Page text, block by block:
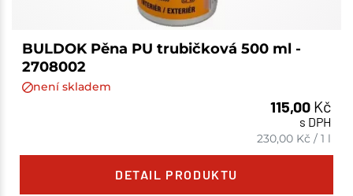
BULDOK Pěna PU trubičková 500 ml -
2708002
není skladem
115,00 Kč
s DPH
230,00 Kč /1 l
DETAIL PRODUKTU